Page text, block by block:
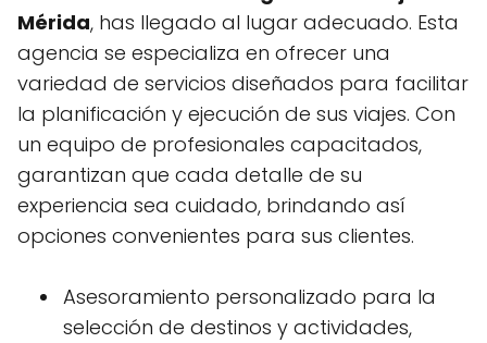
Mérida, has llegado al lugar adecuado. Esta
agencia se especializa en ofrecer una
variedad de servicios diseñados para facilitar
la planificación y ejecución de sus viajes. Con
un equipo de profesionales capacitados,
garantizan que cada detalle de su
experiencia sea cuidado, brindando así
opciones convenientes para sus clientes.
Asesoramiento personalizado para la
selección de destinos y actividades,